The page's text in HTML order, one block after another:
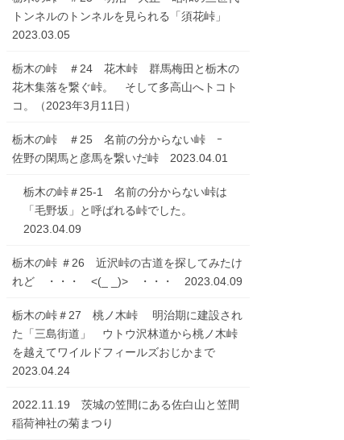
トンネルのトンネルを見られる「須花峠」
2023.03.05
栃木の峠 ＃24 花木峠 群馬梅田と栃木の
花木集落を繋ぐ峠。 そして多高山へトコト
コ。（2023年3月11日）
栃木の峠 ＃25 名前の分からない峠 ｰ
佐野の閑馬と彦馬を繋いだ峠 2023.04.01
栃木の峠＃25-1 名前の分からない峠は
「毛野坂」と呼ばれる峠でした。
2023.04.09
栃木の峠 ＃26 近沢峠の古道を探してみたけ
れど ・・・ <(_ _)> ・・・ 2023.04.09
栃木の峠＃27 桃ノ木峠 明治期に建設され
た「三島街道」 ウトウ沢林道から桃ノ木峠
を越えてワイルドフィールズおじかまで
2023.04.24
2022.11.19 茨城の笠間にある佐白山と笠間
稲荷神社の菊まつり